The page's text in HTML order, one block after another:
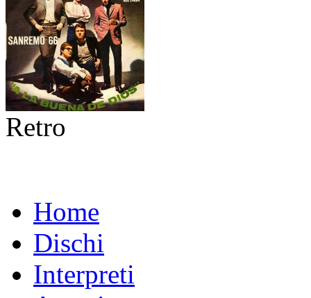
Retro
Home
Dischi
Interpreti